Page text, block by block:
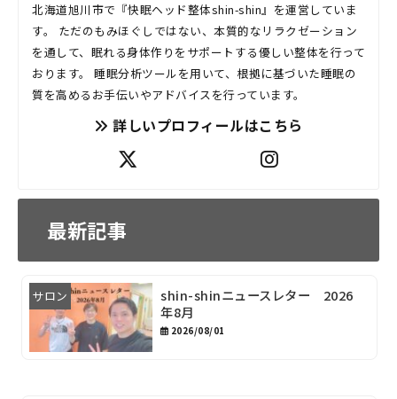
北海道旭川市で『快眠ヘッド整体shin-shin』を運営していま
す。 ただのもみほぐしではない、本質的なリラクゼーション
を通して、眠れる身体作りをサポートする優しい整体を行って
おります。 睡眠分析ツールを用いて、根拠に基づいた睡眠の
質を高めるお手伝いやアドバイスを行っています。
詳しいプロフィールはこちら
最新記事
サロン
shin-shinニュースレター 2026
年8月
2026/08/01